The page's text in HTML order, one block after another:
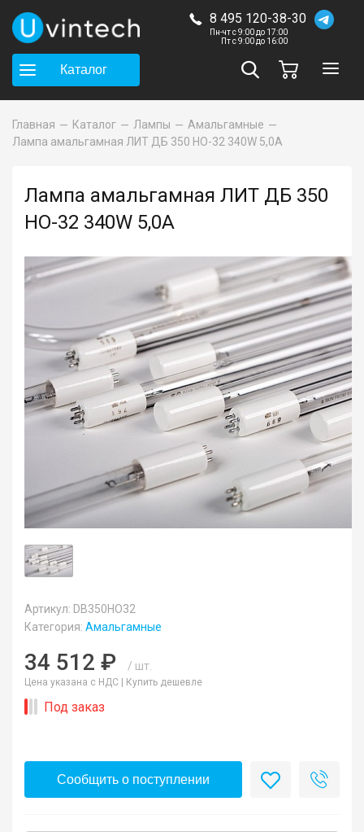
8 495 120-38-30
Пн-чт с 9:00 до 17:00
Пт с 9:00 до 16:00
Каталог
Главная Каталог Лампы
Амальгамные
Лампа амальгамная ЛИТ ДБ 350 НО-32 340W 5,0A
Лампа амальгамная ЛИТ ДБ 350
НО-32 340W 5,0A
Артикул: DB350HO32
Категория: Амальгамные
34 512 ₽ / шт.
Цена указана с НДС | Купить дешевле
Под заказ
Сообщить о поступлении